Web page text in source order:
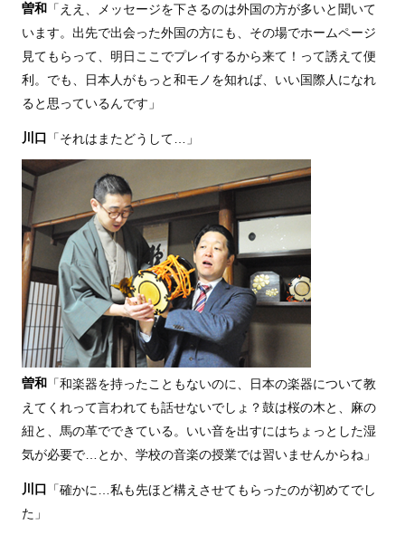
曽和「ええ、メッセージを下さるのは外国の方が多いと聞いて
います。出先で出会った外国の方にも、その場でホームページ
見てもらって、明日ここでプレイするから来て！って誘えて便
利。でも、日本人がもっと和モノを知れば、いい国際人になれ
ると思っているんです」
川口 「それはまたどうして…」
曽和「和楽器を持ったこともないのに、日本の楽器について教
えてくれって言われても話せないでしょ？鼓は桜の木と、麻の
紐と、馬の革でできている。いい音を出すにはちょっとした湿
気が必要で…とか、学校の音楽の授業では習いませんからね」
川口
「確かに…私も先ほど構えさせてもらったのが初めてでし
た」